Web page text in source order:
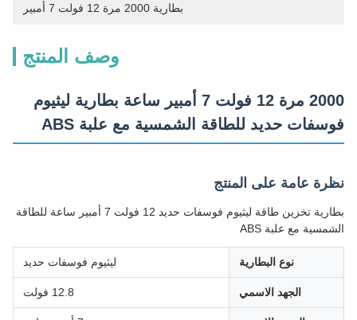
بطارية 2000 مرة 12 فولت 7 أمبير
وصف المنتج
2000 مرة 12 فولت 7 أمبير ساعة بطارية ليثيوم
فوسفات حديد للطاقة الشمسية مع علبة ABS
نظرة عامة على المنتج
بطارية تخزين طاقة ليثيوم فوسفات حديد 12 فولت 7 أمبير ساعة للطاقة
الشمسية مع علبة ABS
نوع البطارية ليثيوم فوسفات حديد
الجهد الاسمي 12.8 فولت